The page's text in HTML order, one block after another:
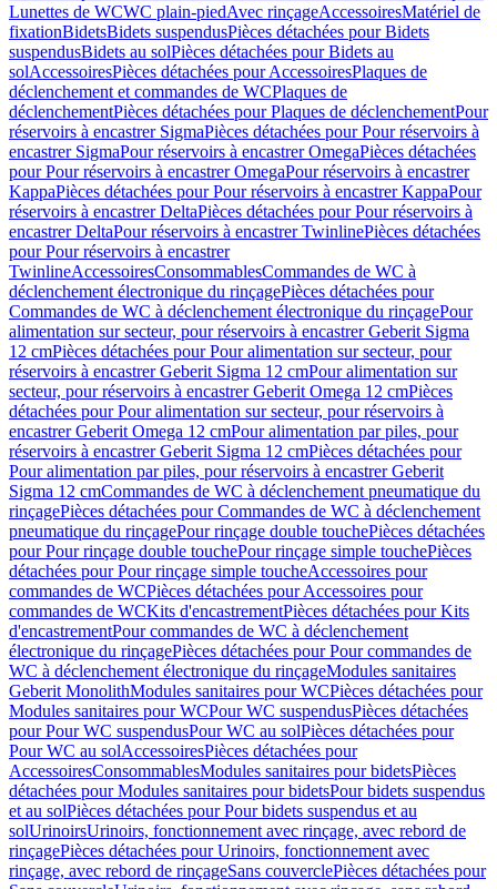
Lunettes de WCWC plain-piedAvec rinçageAccessoiresMatériel de
fixationBidetsBidets suspendusPièces détachées pour Bidets
suspendusBidets au solPièces détachées pour Bidets au
solAccessoiresPièces détachées pour AccessoiresPlaques de
déclenchement et commandes de WCPlaques de
déclenchementPièces détachées pour Plaques de déclenchementPour
réservoirs à encastrer SigmaPièces détachées pour Pour réservoirs à
encastrer SigmaPour réservoirs à encastrer OmegaPièces détachées
pour Pour réservoirs à encastrer OmegaPour réservoirs à encastrer
KappaPièces détachées pour Pour réservoirs à encastrer KappaPour
réservoirs à encastrer DeltaPièces détachées pour Pour réservoirs à
encastrer DeltaPour réservoirs à encastrer TwinlinePièces détachées
pour Pour réservoirs à encastrer
TwinlineAccessoiresConsommablesCommandes de WC à
déclenchement électronique du rinçagePièces détachées pour
Commandes de WC à déclenchement électronique du rinçagePour
alimentation sur secteur, pour réservoirs à encastrer Geberit Sigma
12 cmPièces détachées pour Pour alimentation sur secteur, pour
réservoirs à encastrer Geberit Sigma 12 cmPour alimentation sur
secteur, pour réservoirs à encastrer Geberit Omega 12 cmPièces
détachées pour Pour alimentation sur secteur, pour réservoirs à
encastrer Geberit Omega 12 cmPour alimentation par piles, pour
réservoirs à encastrer Geberit Sigma 12 cmPièces détachées pour
Pour alimentation par piles, pour réservoirs à encastrer Geberit
Sigma 12 cmCommandes de WC à déclenchement pneumatique du
rinçagePièces détachées pour Commandes de WC à déclenchement
pneumatique du rinçagePour rinçage double touchePièces détachées
pour Pour rinçage double touchePour rinçage simple touchePièces
détachées pour Pour rinçage simple toucheAccessoires pour
commandes de WCPièces détachées pour Accessoires pour
commandes de WCKits d'encastrementPièces détachées pour Kits
d'encastrementPour commandes de WC à déclenchement
électronique du rinçagePièces détachées pour Pour commandes de
WC à déclenchement électronique du rinçageModules sanitaires
Geberit MonolithModules sanitaires pour WCPièces détachées pour
Modules sanitaires pour WCPour WC suspendusPièces détachées
pour Pour WC suspendusPour WC au solPièces détachées pour
Pour WC au solAccessoiresPièces détachées pour
AccessoiresConsommablesModules sanitaires pour bidetsPièces
détachées pour Modules sanitaires pour bidetsPour bidets suspendus
et au solPièces détachées pour Pour bidets suspendus et au
solUrinoirsUrinoirs, fonctionnement avec rinçage, avec rebord de
rinçagePièces détachées pour Urinoirs, fonctionnement avec
rinçage, avec rebord de rinçageSans couverclePièces détachées pour